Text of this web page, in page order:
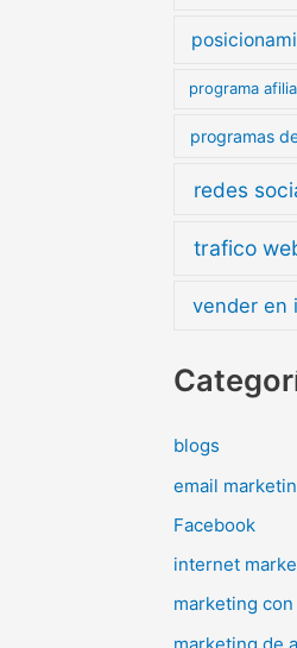
programa
programas
redes
trafico
vender en
blogs
email
Facebook
internet
marketing